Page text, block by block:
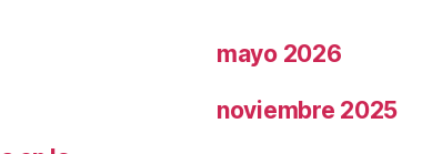
mayo 2026
noviembre 2025